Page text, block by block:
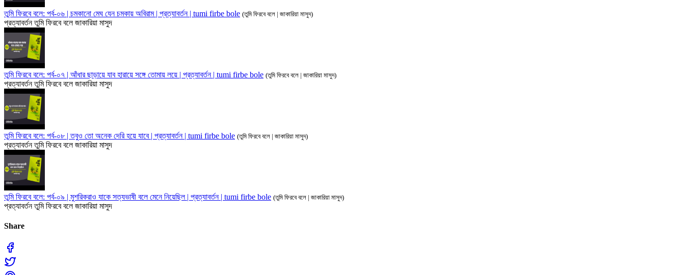
তুমি ফিরবে বলে: পর্ব-০৬ | চমকানো মেঘ যেন চমকায় অবিরাম | প্রত্যাবর্তন | tumi firbe bole (তুমি ফিরবে বলে | জাকারিয়া মাসুদ)
প্রত্যাবর্তন তুমি ফিরবে বলে জাকারিয়া মাসুদ
তুমি ফিরবে বলে: পর্ব-০৭ | আঁধার ছাড়ায়ে যাব হারায়ে সঙ্গে তোমায় লয়ে | প্রত্যাবর্তন | tumi firbe bole (তুমি ফিরবে বলে | জাকারিয়া মাসুদ)
প্রত্যাবর্তন তুমি ফিরবে বলে জাকারিয়া মাসুদ
তুমি ফিরবে বলে: পর্ব-০৮ | তবুও তো অনেক দেরি হয়ে যাবে | প্রত্যাবর্তন | tumi firbe bole (তুমি ফিরবে বলে | জাকারিয়া মাসুদ)
প্রত্যাবর্তন তুমি ফিরবে বলে জাকারিয়া মাসুদ
তুমি ফিরবে বলে: পর্ব-০৯ | মুশরিকরাও যাকে সত্যভাষী বলে মেনে নিয়েছিল | প্রত্যাবর্তন | tumi firbe bole (তুমি ফিরবে বলে | জাকারিয়া মাসুদ)
প্রত্যাবর্তন তুমি ফিরবে বলে জাকারিয়া মাসুদ
Share